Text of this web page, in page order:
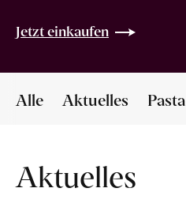
Jetzt einkaufen
Alle Aktuelles Pasta
Aktuelles